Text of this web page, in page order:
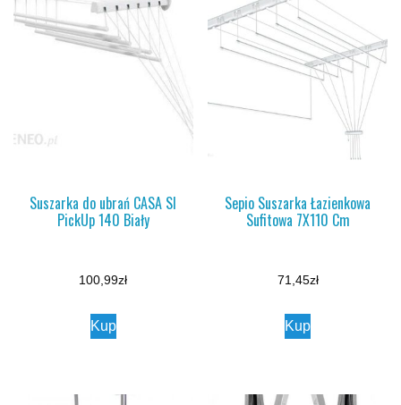
Suszarka do ubrań CASA SI
PickUp 140 Biały
100,99zł
Kup
Sepio Suszarka Łazienkowa
Sufitowa 7X110 Cm
71,45zł
Kup